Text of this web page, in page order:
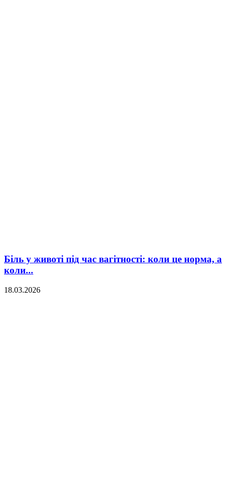
Біль у животі під час вагітності: коли це норма, а
коли...
18.03.2026